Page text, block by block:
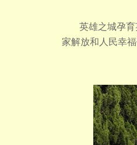
英雄之城孕
家解放和人民幸